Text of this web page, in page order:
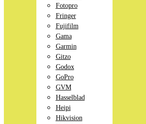
Fotopro
Fringer
Fujifilm
Gama
Garmin
Gitzo
Godox
GoPro
GVM
Hasselblad
Heipi
Hikvision